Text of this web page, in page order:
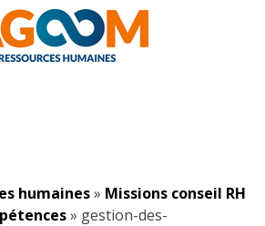
humaines» Missions conseil RH
» gestion-des-